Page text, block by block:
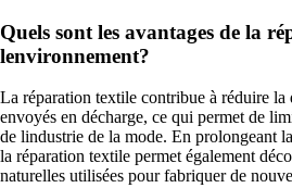
Quels sont les avantages de la
lenvironnement?
La réparation textile contribue à réduire la
envoyés en décharge, ce qui permet de
de lindustrie de la mode. En prolongeant
la réparation textile permet également
naturelles utilisées pour fabriquer de